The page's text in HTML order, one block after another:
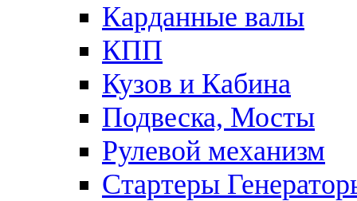
Карданные валы
КПП
Кузов и Кабина
Подвеска, Мосты
Рулевой механизм
Стартеры